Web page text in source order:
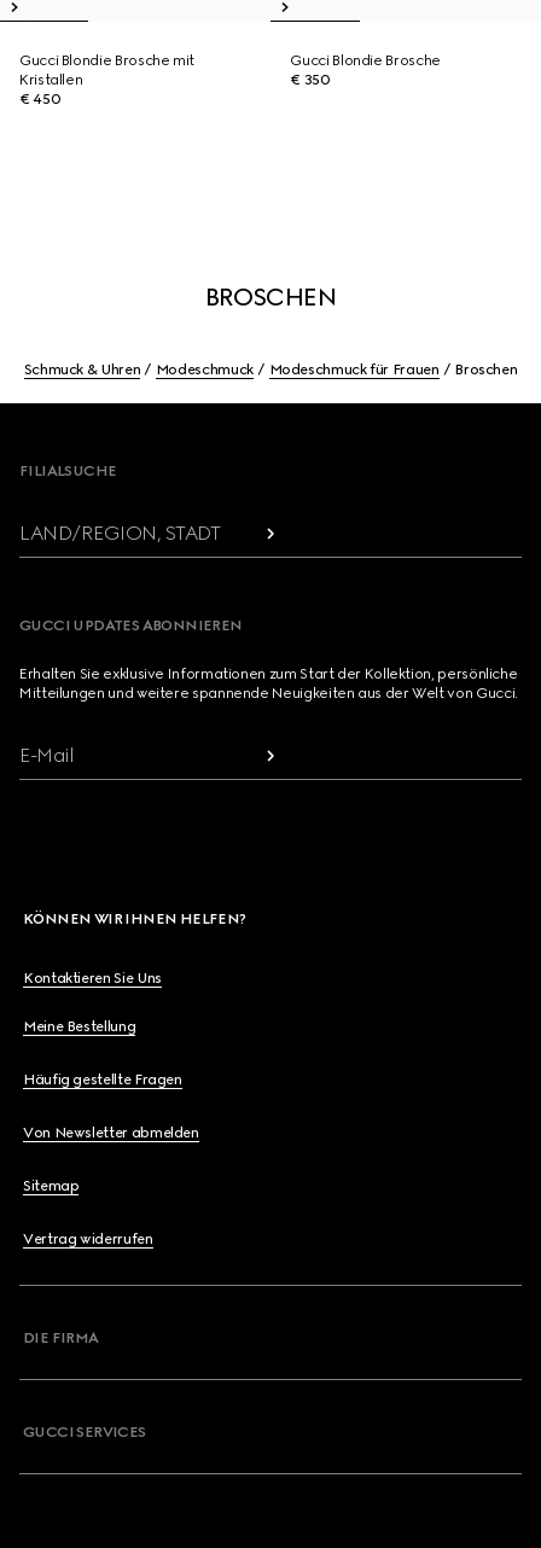
Gucci Blondie Brosche mit
Kristallen
€ 450
Gucci Blondie Brosche
€ 350
BROSCHEN
Schmuck & Uhren Modeschmuck Modeschmuck für Frauen Broschen
FILIALSUCHE
LAND/REGION, STADT
GUCCI UPDATES ABONNIEREN
Erhalten Sie exklusive Informationen zum Start der Kollektion, persönliche
Mitteilungen und weitere spannende Neuigkeiten aus der Welt von Gucci.
E-Mail
KÖNNEN WIR IHNEN HELFEN?
Kontaktieren Sie Uns
Meine Bestellung
Häufig gestellte Fragen
Von Newsletter abmelden
Sitemap
Vertrag widerrufen
DIE FIRMA
GUCCI SERVICES